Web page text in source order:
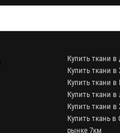
Купить ткани в
Купить ткани
Купить ткани в
Купить ткани в
Купить ткани в
Купить ткань в
рынке 7км